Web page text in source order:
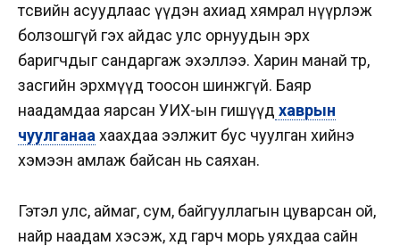
төсвийн асуудлаас үүдэн ахиад хямрал нүүрлэж
болзошгүй гэх айдас улс орнуудын эрх
баригчдыг сандаргаж эхэллээ. Харин манай төр,
засгийн эрхмүүд тоосон шинжгүй. Баяр
наадамдаа яарсан УИХ-ын гишүүд хаврын
чуулганаа хаахдаа ээлжит бус чуулган хийнэ
хэмээн амлаж байсан нь саяхан.
Гэтэл улс, аймаг, сум, байгууллагын цуварсан ой,
найр наадам хэсэж, хөдөө гарч морь уяхдаа сайн